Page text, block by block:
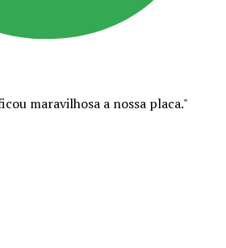
maravilhosa a nossa placa."